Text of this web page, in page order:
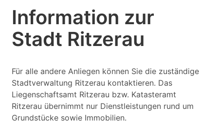
Information zur
Stadt Ritzerau
Für alle andere Anliegen können Sie die zuständige
Stadtverwaltung Ritzerau kontaktieren. Das
Liegenschaftsamt Ritzerau bzw. Katasteramt
Ritzerau übernimmt nur Dienstleistungen rund um
Grundstücke sowie Immobilien.